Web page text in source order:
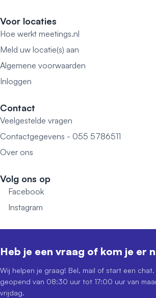
Voor locaties
Hoe werkt meetings.nl
Meld uw locatie(s) aan
Algemene voorwaarden
Inloggen
Contact
Veelgestelde vragen
Contactgegevens - 055 5786511
Over ons
Volg ons op
Facebook
Instagram
Heb je een vraag of kom je er
Wij helpen je graag! Bel, mail of start een chat.
geopend van 08:30 uur tot 17:00 uur van
vrijdag.